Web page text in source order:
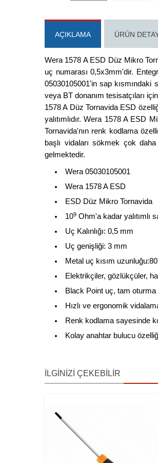
AÇIKLAMA ÜRÜN
Wera 1578 A ESD Düz Mikro
uç numarası 0,5x3mm'dir.
05030105001'in sap kısmındaki
veya BT donanım tesisatçıları
1578 A Düz Tornavida ESD
yalıtımlıdır. Wera 1578 A
Tornavida'nın renk kodlama
başlı vidaları sökmek çok
gelmektedir.
Wera 05030105001
Wera 1578 A ESD
ESD Düz Mikro Tornavida
109Ohm'a kadar yalıtımlı
Uç Kalınlığı: 0,5 mm
Uç genişliği: 3 mm
Metal uç kısım
Elektrikçiler, gözlükçüler,
Black Point uç, tam
Hızlı ve ergonomik
Renk kodlama sayesinde
Kolay anahtar bulucu
İLGINIZI ÇEKEBILIR